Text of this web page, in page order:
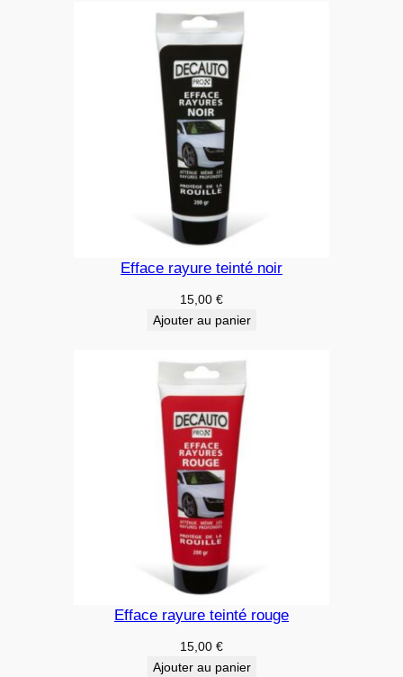
Efface rayure teinté noir
15,00 €
Ajouter au panier
Efface rayure teinté rouge
15,00 €
Ajouter au panier